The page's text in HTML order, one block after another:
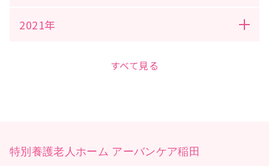
2021年
すべて見る
特別養護老人ホーム アーバンケア稲田